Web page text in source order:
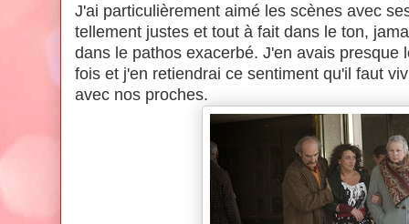
J'ai particulièrement aimé les scènes avec
tellement justes et tout à fait dans le ton,
dans le pathos exacerbé. J'en avais presque
fois et j'en retiendrai ce sentiment qu'il faut
avec nos proches.